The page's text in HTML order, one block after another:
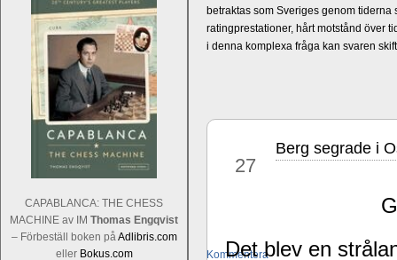
CAPABLANCA: THE CHESS
MACHINE av IM Thomas Engqvist
– Förbeställ boken påAdlibris.com
eller Bokus.com
betraktas som Sveriges genom
ratingprestationer, hårt motstånd över
i denna komplexa fråga kan svaren
Kommentera
27
Berg segrade i
Det blev en